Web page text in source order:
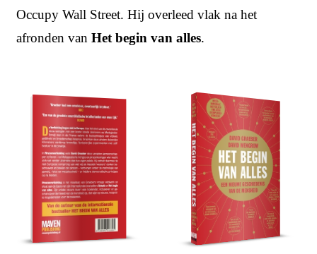
Occupy Wall Street. Hij overleed vlak na het
afronden van Het begin van alles.